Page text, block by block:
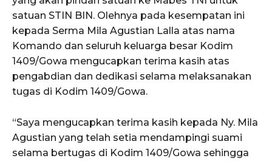
satuan STIN BIN. Olehnya pada kesempatan ini
kepada Serma Mila Agustian Lalla atas nama
Komando dan seluruh keluarga besar Kodim
1409/Gowa mengucapkan terima kasih atas
pengabdian dan dedikasi selama melaksanakan
tugas di Kodim 1409/Gowa.
“Saya mengucapkan terima kasih kepada Ny. Mila
Agustian yang telah setia mendampingi suami
selama bertugas di Kodim 1409/Gowa sehingga